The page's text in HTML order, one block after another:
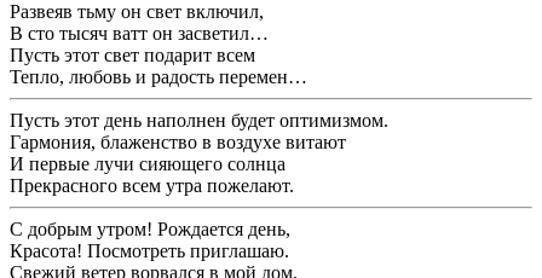
Развеяв тьму он свет включил,
В сто тысяч ватт он засветил…
Пусть этот свет подарит всем
Тепло, любовь и радость перемен…
Пусть этот день наполнен будет оптимизмом.
Гармония, блаженство в воздухе витают
И первые лучи сияющего солнца
Прекрасного всем утра пожелают.
С добрым утром! Рождается день,
Красота! Посмотреть приглашаю.
Свежий ветер ворвался в мой дом.